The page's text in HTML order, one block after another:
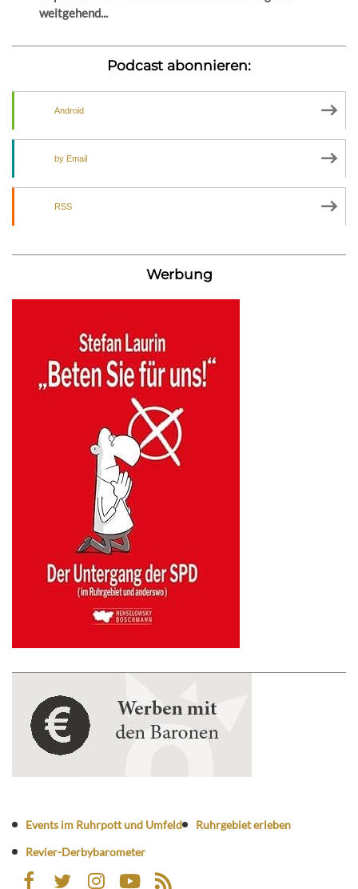
weitgehend...
Podcast abonnieren:
Android
by Email
RSS
Werbung
Events im Ruhrpott und Umfeld
Ruhrgebiet erleben
Revier-Derbybarometer